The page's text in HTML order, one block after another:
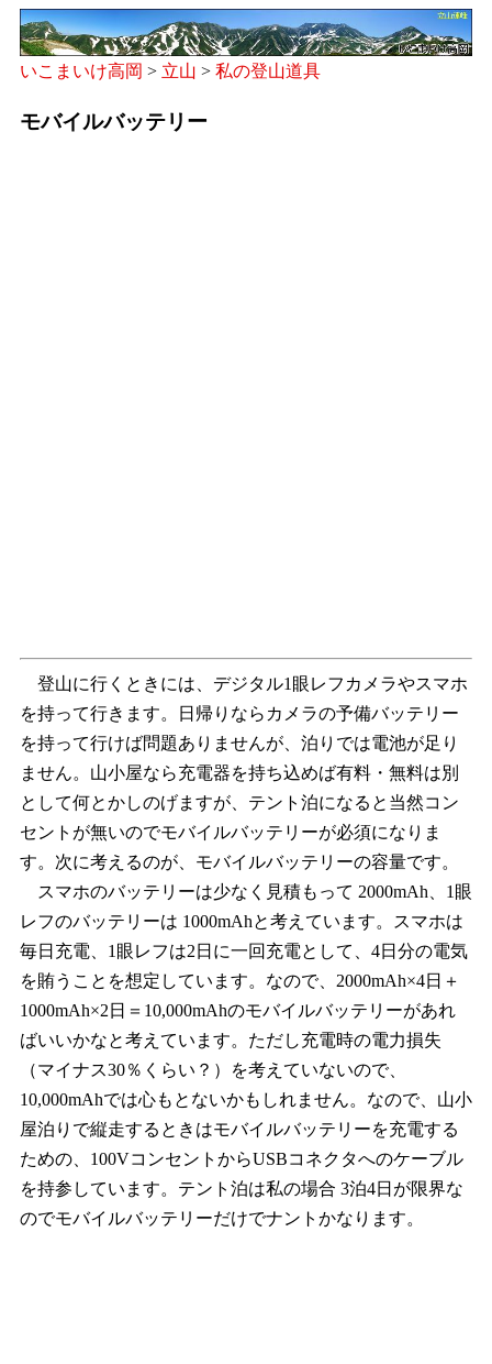
いこまいけ高岡 > 立山 > 私の登山道具
モバイルバッテリー
登山に行くときには、デジタル1眼レフカメラやスマホ
を持って行きます。日帰りならカメラの予備バッテリー
を持って行けば問題ありませんが、泊りでは電池が足り
ません。山小屋なら充電器を持ち込めば有料・無料は別
として何とかしのげますが、テント泊になると当然コン
セントが無いのでモバイルバッテリーが必須になりま
す。次に考えるのが、モバイルバッテリーの容量です。
スマホのバッテリーは少なく見積もって 2000mAh、1眼
レフのバッテリーは 1000mAhと考えています。スマホは
毎日充電、1眼レフは2日に一回充電として、4日分の電気
を賄うことを想定しています。なので、2000mAh×4日＋
1000mAh×2日＝10,000mAhのモバイルバッテリーがあれ
ばいいかなと考えています。ただし充電時の電力損失
（マイナス30％くらい？）を考えていないので、
10,000mAhでは心もとないかもしれません。なので、山小
屋泊りで縦走するときはモバイルバッテリーを充電する
ための、100VコンセントからUSBコネクタへのケーブル
を持参しています。テント泊は私の場合 3泊4日が限界な
のでモバイルバッテリーだけでナントかなります。